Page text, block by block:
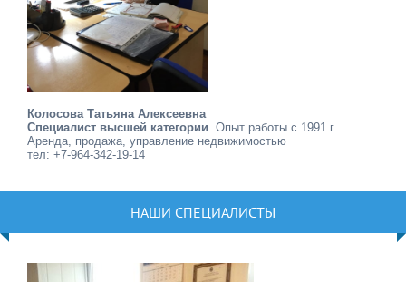
Колосова Татьяна Алексеевна
Специалист высшей категории . Опыт работы с 1991 г.
Аренда, продажа, управление недвижимостью
тел: +7-964-342-19-14
НАШИ СПЕЦИАЛИСТЫ